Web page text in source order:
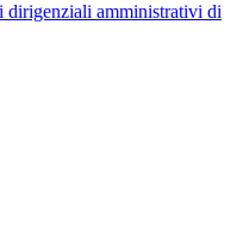
dirigenziali amministrativi di